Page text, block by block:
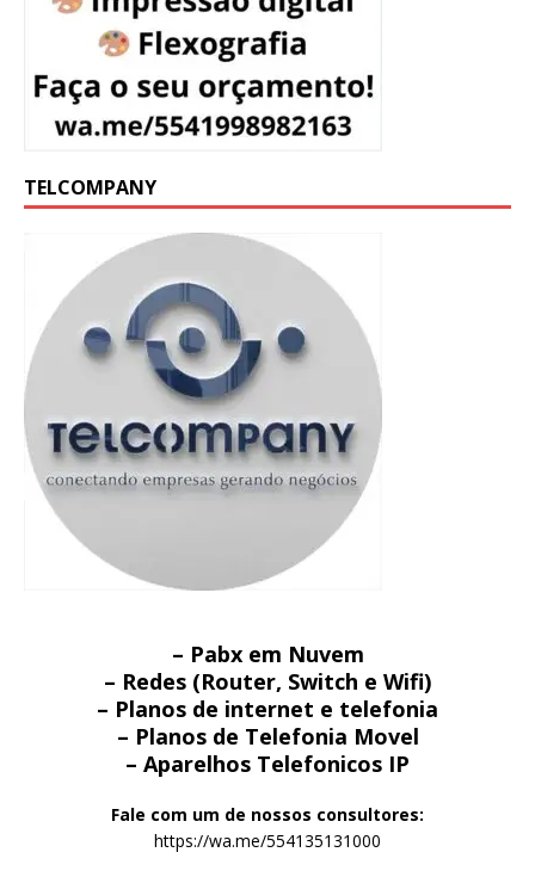
TELCOMPANY
– Pabx em Nuvem
– Redes (Router, Switch e Wifi)
– Planos de internet e telefonia
– Planos de Telefonia Movel
– Aparelhos Telefonicos IP
Fale com um de nossos consultores:
https://wa.me/554135131000